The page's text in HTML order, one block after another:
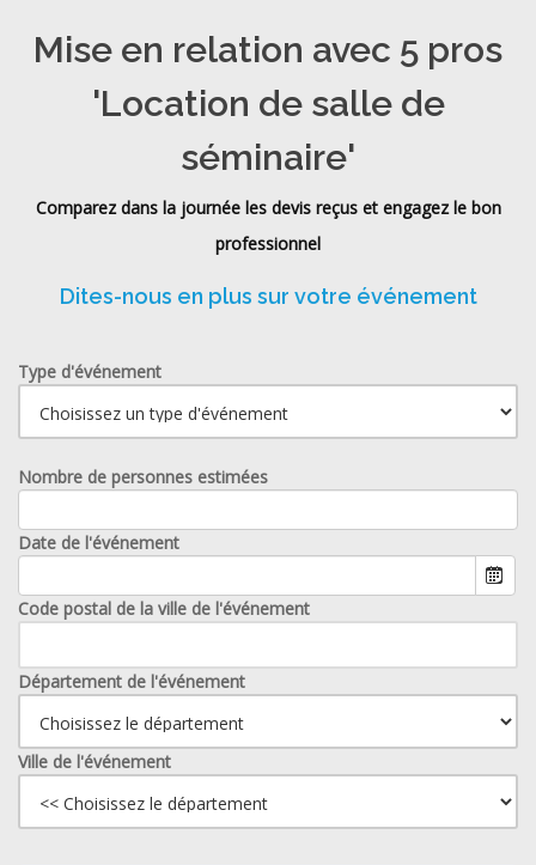
Mise en relation avec 5 pros
'Location de salle de
séminaire'
Comparez dans la journée les devis reçus et engagez le bon
professionnel
Dites-nous en plus sur votre événement
Type d'événement
Nombre de personnes estimées
Date de l'événement
Code postal de la ville de l'événement
Département de l'événement
Ville de l'événement